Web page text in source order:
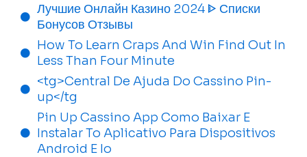
Лучшие Онлайн Казино 2024 ᐈ Списки
Бонусов Отзывы
How To Learn Craps And Win Find Out In
Less Than Four Minute
<tg>Central De Ajuda Do Cassino Pin-
up</tg
Pin Up Cassino App Como Baixar E
Instalar To Aplicativo Para Dispositivos
Android E Io